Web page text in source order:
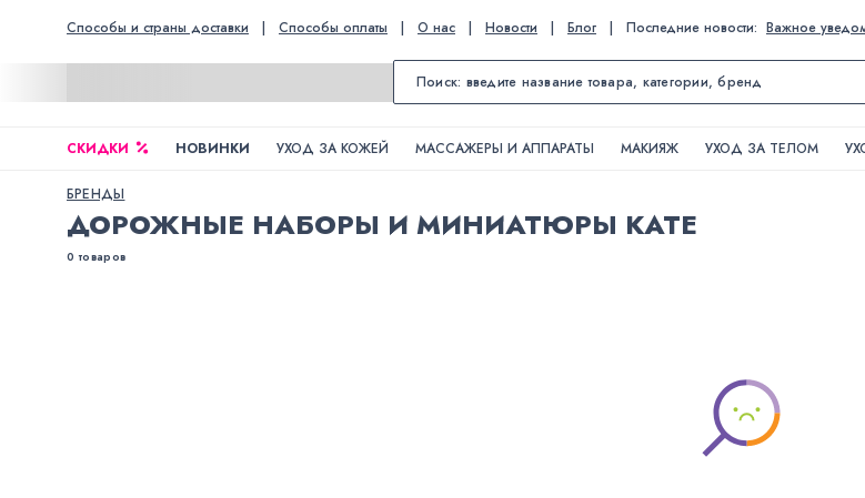
Способы и страны доставки | Способы оплаты | О нас | Новости | Блог | Последние новости: Важное
СКИДКИ НОВИНКИ УХОД ЗА КОЖЕЙ МАССАЖЕРЫ И АППАРАТЫ МАКИЯЖ УХОД ЗА ТЕЛОМ
БРЕНДЫ
ДОРОЖНЫЕ НАБОРЫ И МИНИАТЮРЫ KATE
0 товаров